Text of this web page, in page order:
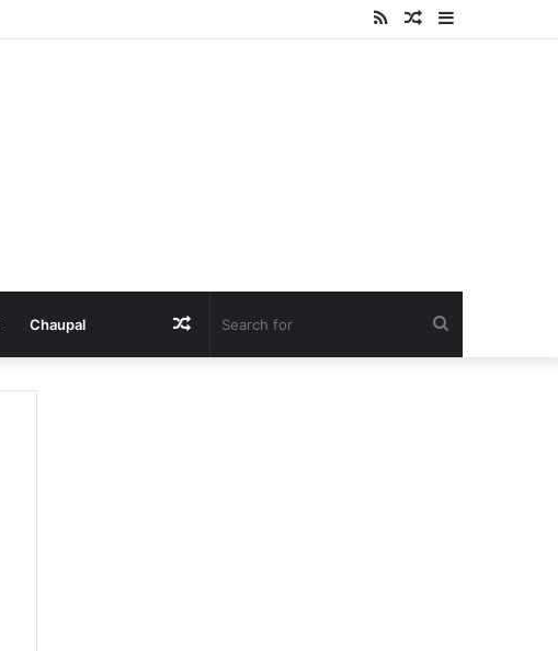
Random
RSS
Chaupal Random